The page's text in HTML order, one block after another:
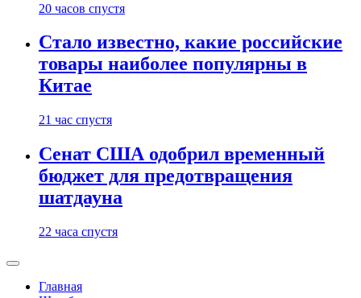
20 часов спустя
Стало известно, какие российские
товары наиболее популярны в
Китае
21 час спустя
Сенат США одобрил временный
бюджет для предотвращения
шатдауна
22 часа спустя
Главная